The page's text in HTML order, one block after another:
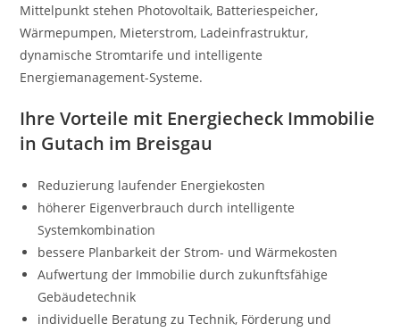
Mittelpunkt stehen Photovoltaik, Batteriespeicher,
Wärmepumpen, Mieterstrom, Ladeinfrastruktur,
dynamische Stromtarife und intelligente
Energiemanagement-Systeme.
Ihre Vorteile mit Energiecheck Immobilie
in Gutach im Breisgau
Reduzierung laufender Energiekosten
höherer Eigenverbrauch durch intelligente
Systemkombination
bessere Planbarkeit der Strom- und Wärmekosten
Aufwertung der Immobilie durch zukunftsfähige
Gebäudetechnik
individuelle Beratung zu Technik, Förderung und